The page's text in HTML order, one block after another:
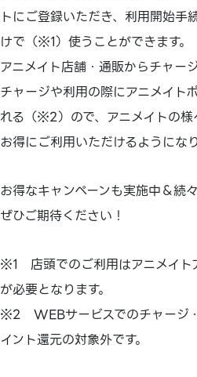
トにご登録いただき、利用開始手
けで（※1）使うことができます。
アニメイト店舗・通販からチャー
チャージや利用の際にアニメイト
れる（※2）ので、アニメイトの様
お得にご利用いただけるようになり
お得なキャンペーンも実施中＆続
ぜひご期待ください！
※1 店頭でのご利用はアニメイト
が必要となります。
※2 WEBサービスでのチャージ
イント還元の対象外です。